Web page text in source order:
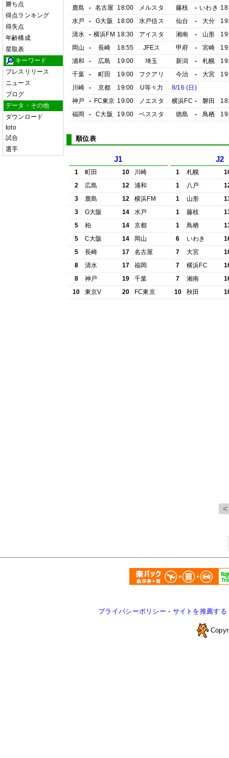
勝ち点
得点ランキング
得失点
年齢構成
星取表
キーワード
プレスリリース
ニュース
ブログ
データ・その他
ダウンロード
toto
試合
選手
鹿島
- 名古屋 18:00
メルスタ
水戸
- G大阪 18:00
水戸信ス
清水
- 横浜FM 18:30
アイスタ
岡山
- 長崎 18:55
JFEス
浦和
- 広島 19:00
埼玉
千葉
- 町田 19:00
フクアリ
川崎
- 京都 19:00
U等々力
神戸
- FC東京 19:00
ノエスタ
福岡
- C大阪 19:00 ベススタ
藤枝
- いわき
仙台
- 大分
湘南
- 山形
甲府
- 宮崎
新潟
- 札幌
今治
- 大宮
8/16 (日)
横浜FC - 磐田
徳島
- 鳥栖
順位表
J1
1 町田 10
川崎
2
広島 12
浦和
3
鹿島 12
横浜FM
3
G大阪 14
水戸
5
柏 14
京都
5
C大阪 14
岡山
5
長崎 17
名古屋
8
清水 17
福岡
8
神戸 19
千葉
10
東京V 20 FC東京
J2
1 札幌
1
八戸
1
山形
1
藤枝
1
鳥栖
6
いわき
7
大宮
7
横浜FC
7
湘南
10
秋田
プライバシーポリシー - サイトを推薦する